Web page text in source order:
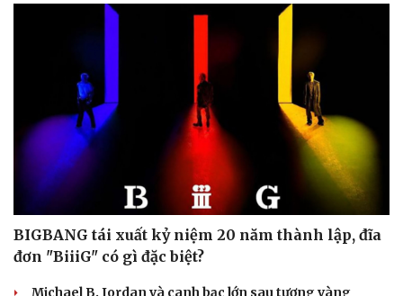
Du lịch
Tư vấn
Săn Tour
check-in
Podcast
Câu chuyện thời sự
Đọc truyện đêm khuya
Cửa sổ tình yêu
Kể chuyện cho bé
Hạt giống tâm hồn
BIGBANG tái xuất kỷ niệm 20 năm thành lập, đĩa
đơn "BiiiG" có gì đặc biệt?